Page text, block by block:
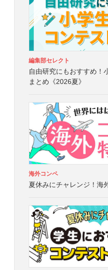
編集部セレクト
自由研究にもおすすめ！
まとめ《2026夏》
海外コンペ
夏休みにチャレンジ！海